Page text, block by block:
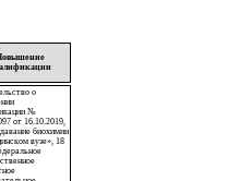
о
№
от 16.10.2019,
биохимии
вузе», 18